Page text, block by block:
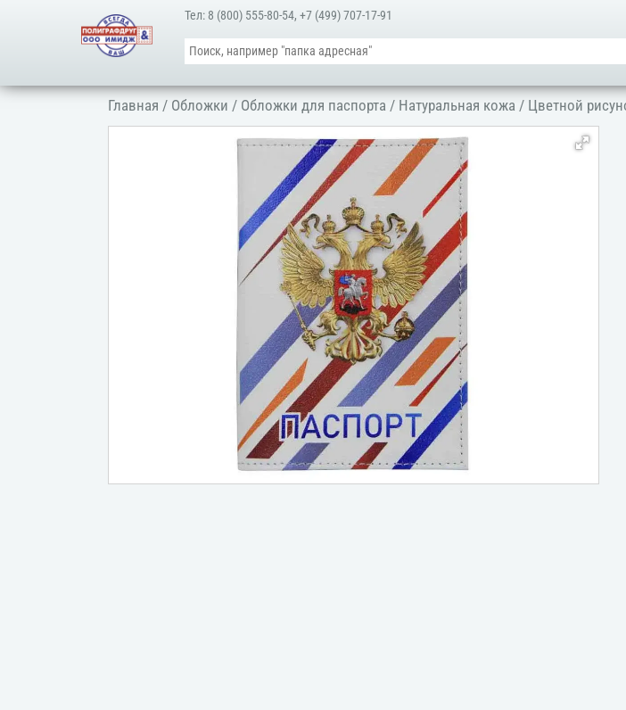
Тел: 8 (800) 555-80-54,+7 (499) 707-17-91
Главная / Обложки / Обложки для паспорта / Натуральная кожа / Цветной